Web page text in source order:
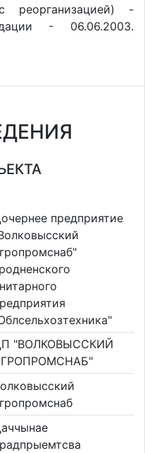
реорганизацией) -
- 06.06.2003.
предприятие
"ВОЛКОВЫССКИЙ